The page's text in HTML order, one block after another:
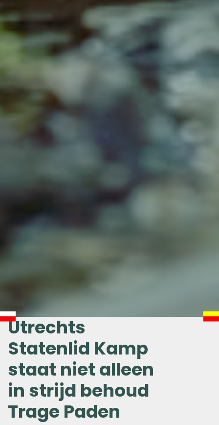
Utrechts
Statenlid Kamp
staat niet alleen
in strijd behoud
Trage Paden